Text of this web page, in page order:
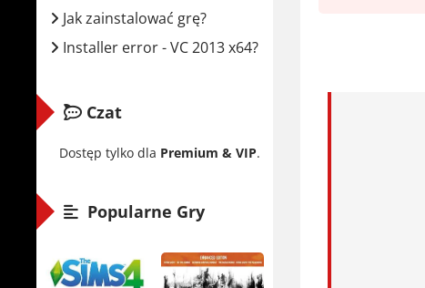
Karta
Jak zainstalować grę?
Installer error - VC 2013 x64?
Czat
Dostęp tylko dla Premium & VIP.
Popularne Gry